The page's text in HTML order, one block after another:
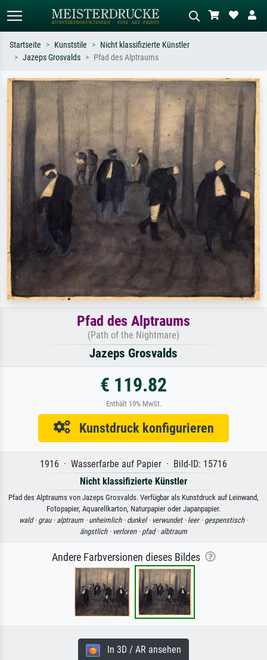
Suchen Sie nach Künstlern, Werktiteln
oder Stilen – z.B. Monet,
Sternennacht, Impressionismus, Welle
Hokusai, Akt.
Beschreiben Sie die Szene – z.B. Grüne
Wiese, Abstrakt mit viel Rot, Dunkles
Ölgemälde, Stehender Akt neben einem
Baum.
Startseite Kunststile
Nicht klassifizierte Künstler
Jazeps Grosvalds
Pfad des Alptraums
Pfad des Alptraums
(Path of the Nightmare)
Jazeps Grosvalds
€ 119.82
Enthält 19% MwSt.
Kunstdruck konfigurieren
1916 · Wasserfarbe auf Papier · Bild-ID: 15716
Nicht klassifizierte Künstler
Pfad des Alptraums von Jazeps Grosvalds. Verfügbar als Kunstdruck auf Leinwand,
Fotopapier, Aquarellkarton, Naturpapier oder Japanpapier.
wald · grau · alptraum · unheimlich · dunkel · verwundet · leer · gespenstisch ·
ängstlich · verloren · pfad · albtraum
Andere Farbversionen dieses Bildes
In 3D / AR ansehen